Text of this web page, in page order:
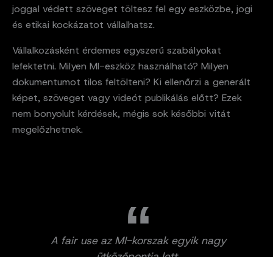
joggal védett szöveget töltesz fel egy eszközbe, jogi
és etikai kockázatot vállalhatsz.
Vállalkozásként érdemes egyszerű szabályokat
lefektetni. Milyen MI-eszköz használható? Milyen
dokumentumot tilos feltölteni? Ki ellenőrzi a generált
képet, szöveget vagy videót publikálás előtt? Ezek
nem bonyolult kérdések, mégis sok későbbi vitát
megelőzhetnek.
A fair use az MI-korszak egyik nagy